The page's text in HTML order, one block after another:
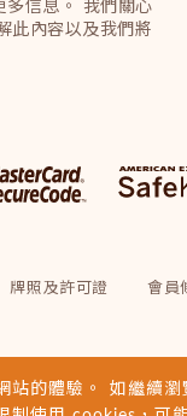
多信息。 我們關心
此內容以及我們將
牌照及許可證 會員
站的體驗。 如繼續